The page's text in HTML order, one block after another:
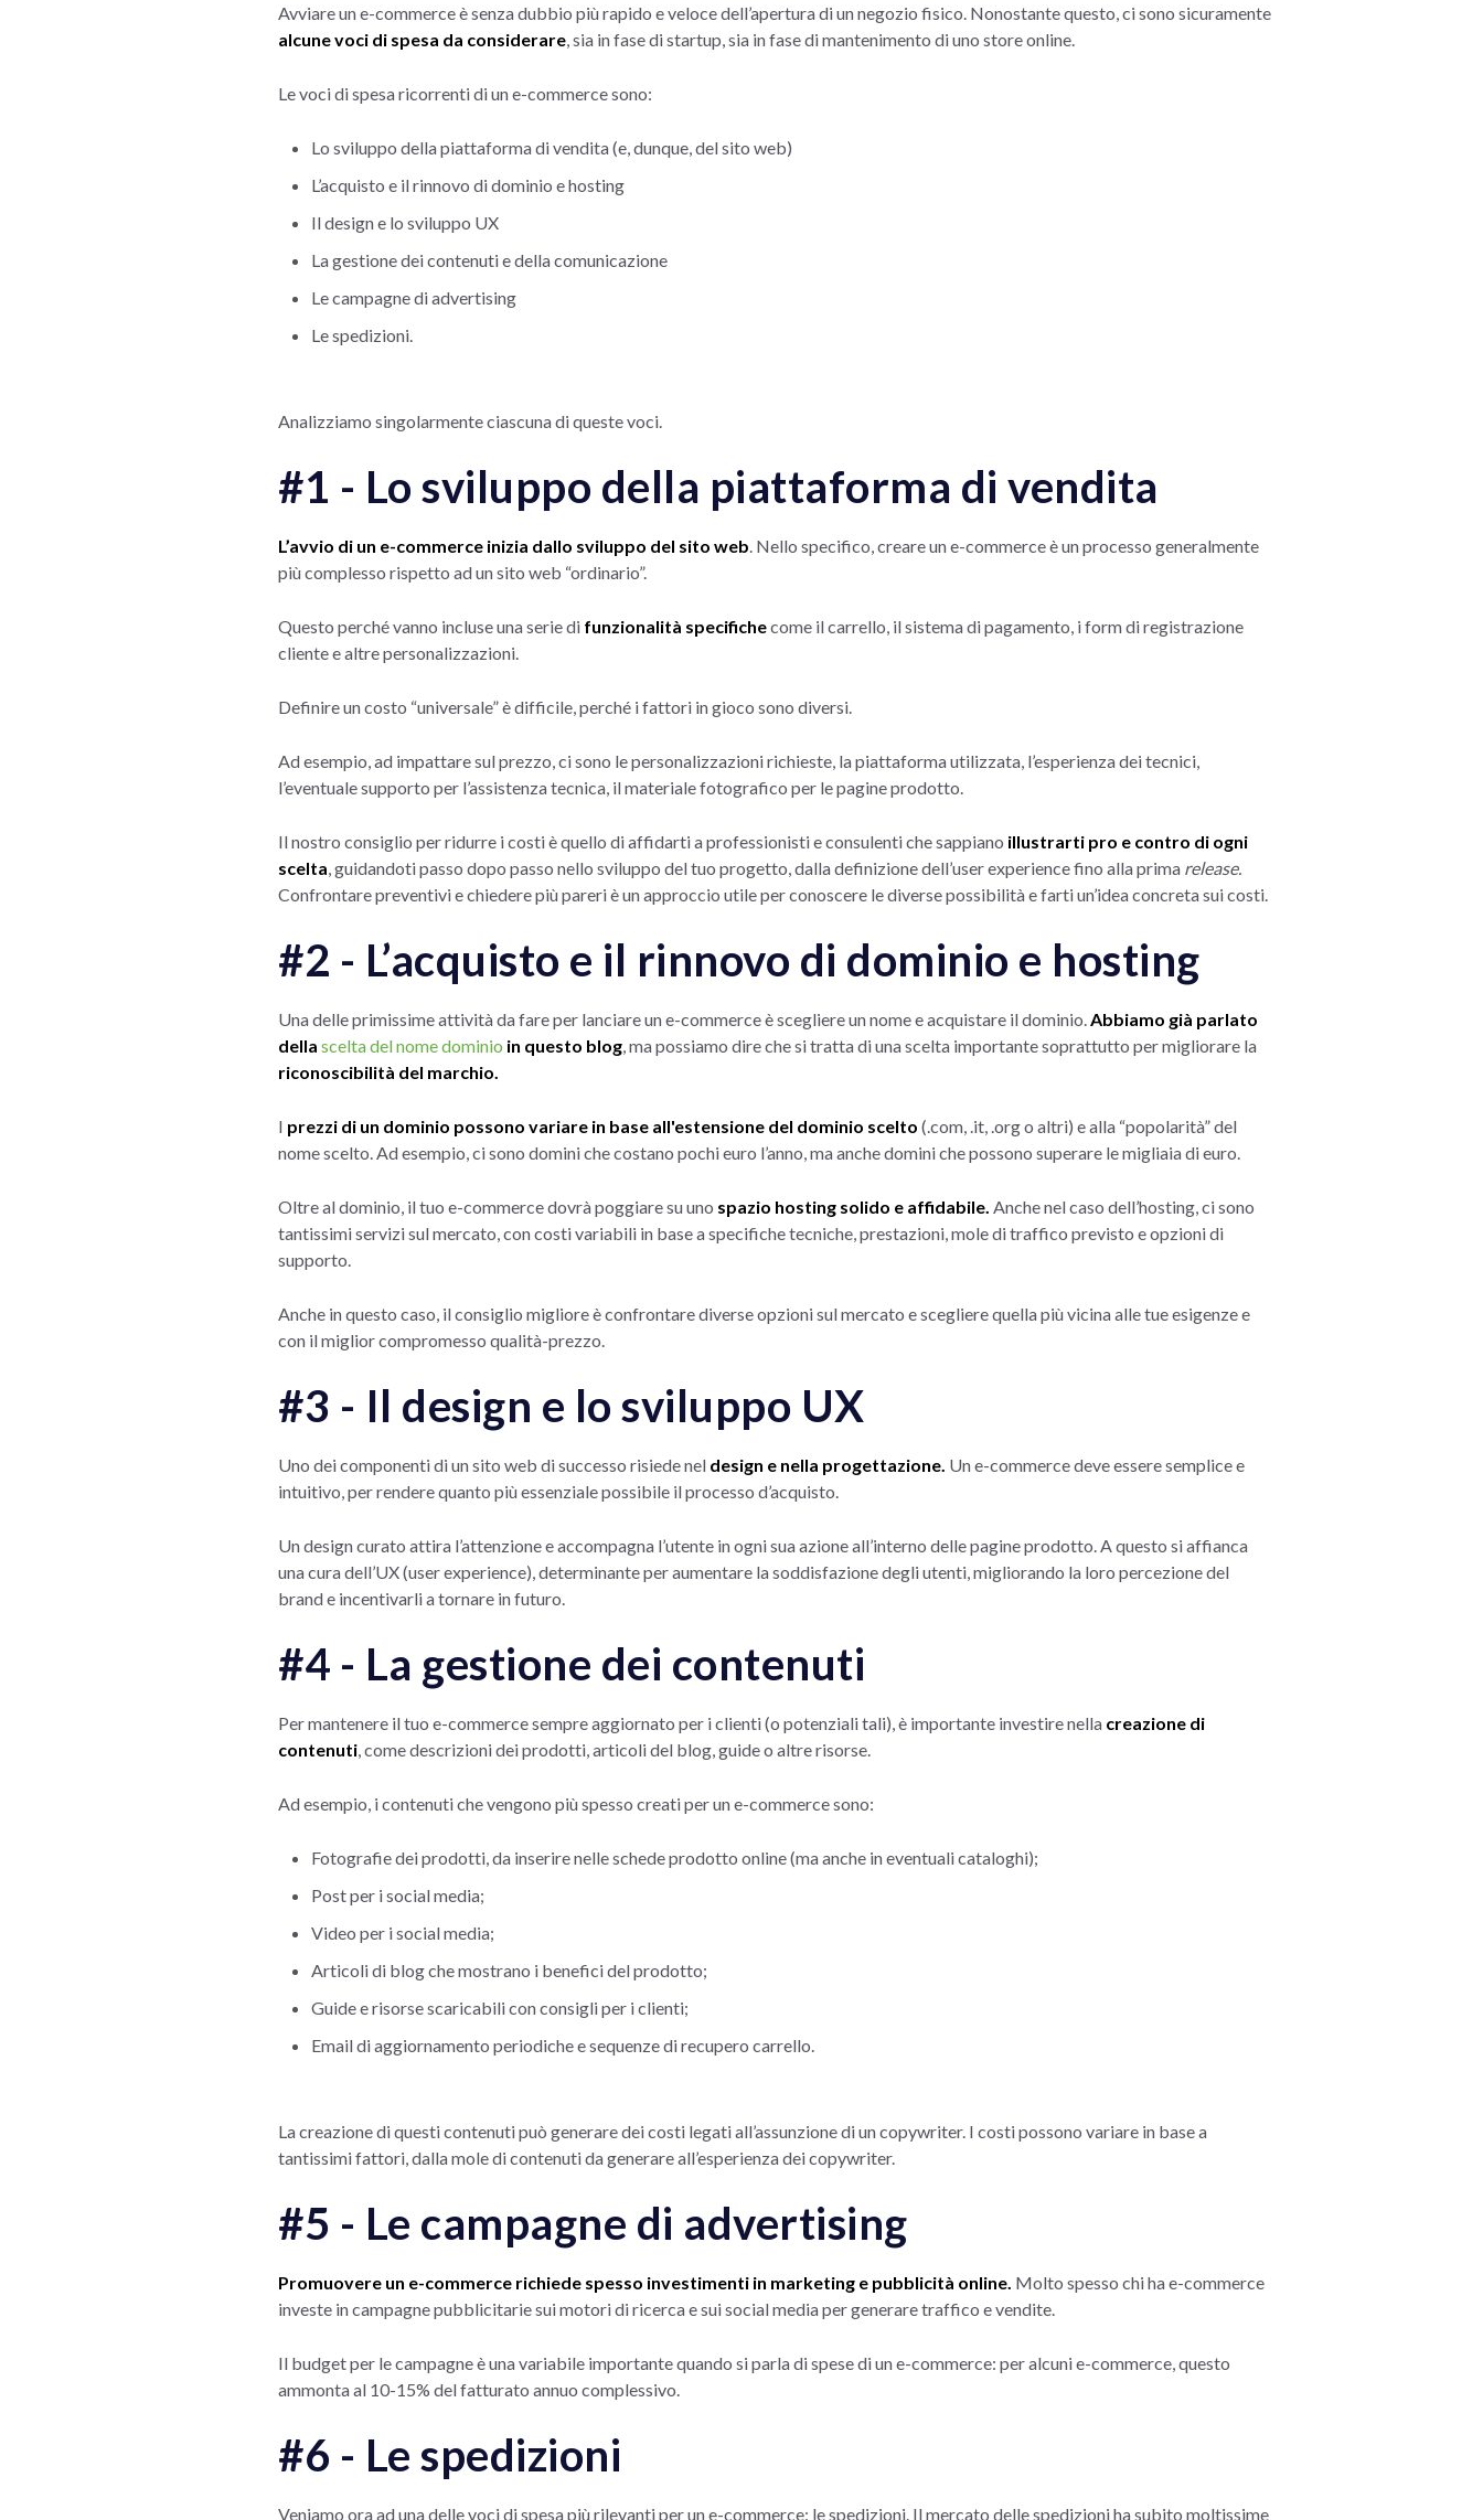
Avviare un e-commerce è senza dubbio più rapido e veloce dell’apertura di un negozio fisico. Nonostante questo, ci sono sicuramente
alcune voci di spesa da considerare, sia in fase di startup, sia in fase di mantenimento di uno store online.
Le voci di spesa ricorrenti di un e-commerce sono:
Lo sviluppo della piattaforma di vendita (e, dunque, del sito web)
L’acquisto e il rinnovo di dominio e hosting
Il design e lo sviluppo UX
La gestione dei contenuti e della comunicazione
Le campagne di advertising
Le spedizioni.
Analizziamo singolarmente ciascuna di queste voci.
#1 - Lo sviluppo della piattaforma di vendita
L’avvio di un e-commerce inizia dallo sviluppo del sito web. Nello specifico, creare un e-commerce è un processo generalmente
più complesso rispetto ad un sito web “ordinario”.
Questo perché vanno incluse una serie di funzionalità specifichecome il carrello, il sistema di pagamento, i form di registrazione
cliente e altre personalizzazioni.
Definire un costo “universale” è difficile, perché i fattori in gioco sono diversi.
Ad esempio, ad impattare sul prezzo, ci sono le personalizzazioni richieste, la piattaforma utilizzata, l’esperienza dei tecnici,
l’eventuale supporto per l’assistenza tecnica, il materiale fotografico per le pagine prodotto.
Il nostro consiglio per ridurre i costi è quello di affidarti a professionisti e consulenti che sappiano illustrarti pro e contro di ogni
scelta, guidandoti passo dopo passo nello sviluppo del tuo progetto, dalla definizione dell’user experience fino alla prima release.
Confrontare preventivi e chiedere più pareri è un approccio utile per conoscere le diverse possibilità e farti un’idea concreta sui costi.
#2 - L’acquisto e il rinnovo di dominio e hosting
Una delle primissime attività da fare per lanciare un e-commerce è scegliere un nome e acquistare il dominio.Abbiamo già parlato
della scelta del nome dominio in questo blog,ma possiamo dire che si tratta di una scelta importante soprattutto per migliorare la
riconoscibilità del marchio.
I prezzi di un dominio possono variare in base all'estensione del dominio scelto (.com, .it, .org o altri) e alla “popolarità” del
nome scelto. Ad esempio, ci sono domini che costano pochi euro l’anno, ma anche domini che possono superare le migliaia di euro.
Oltre al dominio, il tuo e-commerce dovrà poggiare su uno spazio hosting solido e affidabile. Anche nel caso dell’hosting, ci sono
tantissimi servizi sul mercato, con costi variabili in base a specifiche tecniche, prestazioni, mole di traffico previsto e opzioni di
supporto.
Anche in questo caso, il consiglio migliore è confrontare diverse opzioni sul mercato e scegliere quella più vicina alle tue esigenze e
con il miglior compromesso qualità-prezzo.
#3 - Il design e lo sviluppo UX
Uno dei componenti di un sito web di successo risiede nel design e nella progettazione. Un e-commerce deve essere semplice e
intuitivo, per rendere quanto più essenziale possibile il processo d’acquisto.
Un design curato attira l’attenzione e accompagna l’utente in ogni sua azione all’interno delle pagine prodotto. A questo si affianca
una cura dell’UX (user experience), determinante per aumentare la soddisfazione degli utenti, migliorando la loro percezione del
brand e incentivarli a tornare in futuro.
#4 - La gestione dei contenuti
Per mantenere il tuo e-commerce sempre aggiornato per i clienti (o potenziali tali), è importante investire nella creazione di
contenuti, come descrizioni dei prodotti, articoli del blog, guide o altre risorse.
Ad esempio, i contenuti che vengono più spesso creati per un e-commerce sono:
Fotografie dei prodotti, da inserire nelle schede prodotto online (ma anche in eventuali cataloghi);
Post per i social media;
Video per i social media;
Articoli di blog che mostrano i benefici del prodotto;
Guide e risorse scaricabili con consigli per i clienti;
Email di aggiornamento periodiche e sequenze di recupero carrello.
La creazione di questi contenuti può generare dei costi legati all’assunzione di un copywriter. I costi possono variare in base a
tantissimi fattori, dalla mole di contenuti da generare all’esperienza dei copywriter.
#5 - Le campagne di advertising
Promuovere un e-commerce richiede spesso investimenti in marketing e pubblicità online. Molto spesso chi ha e-commerce
investe in campagne pubblicitarie sui motori di ricerca e sui social media per generare traffico e vendite.
Il budget per le campagne è una variabile importante quando si parla di spese di un e-commerce: per alcuni e-commerce, questo
ammonta al 10-15% del fatturato annuo complessivo.
#6 - Le spedizioni
Veniamo ora ad una delle voci di spesa più rilevanti per un e-commerce: le spedizioni. Il mercato delle spedizioni ha subito moltissime